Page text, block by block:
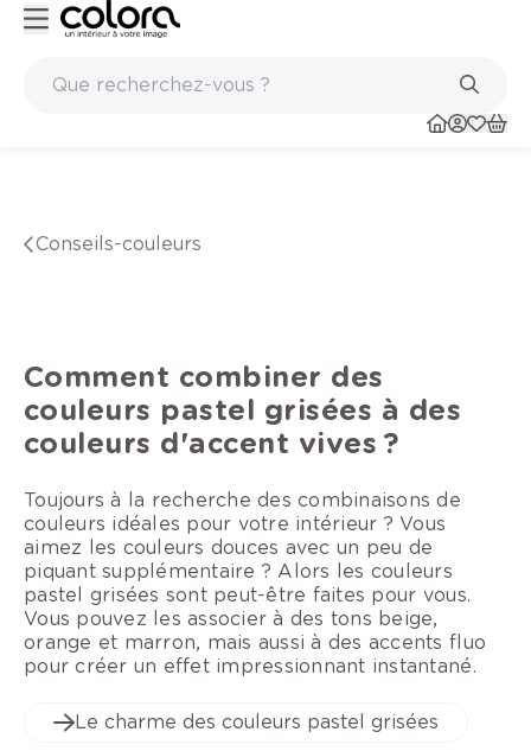
conseils-couleurs
Comment combiner des
couleurs pastel grisées à des
couleurs d'accent vives ?
Toujours à la recherche des combinaisons de
couleurs idéales pour votre intérieur ? Vous
aimez les couleurs douces avec un peu de
piquant supplémentaire ? Alors les couleurs
pastel grisées sont peut-être faites pour vous.
Vous pouvez les associer à des tons beige,
orange et marron, mais aussi à des accents fluo
pour créer un effet impressionnant instantané.
Le charme des couleurs pastel grisées